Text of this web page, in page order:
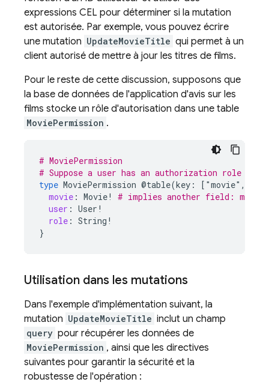
expressions CEL pour déterminer si la mutation
est autorisée. Par exemple, vous pouvez écrire
une mutation UpdateMovieTitle qui permet à un
client autorisé de mettre à jour les titres de films.
Pour le reste de cette discussion, supposons que
la base de données de l'application d'avis sur les
films stocke un rôle d'autorisation dans une table
MoviePermission .
# MoviePermission
# Suppose a user has an authorization role
type MoviePermission @table(key: ["movie" ,
movie : Movie!
# implies another field:
user : User !
role : String !
}
Utilisation dans les mutations
Dans l'exemple d'implémentation suivant, la
mutation UpdateMovieTitle inclut un champ
query pour récupérer les données de
MoviePermission , ainsi que les directives
suivantes pour garantir la sécurité et la
robustesse de l'opération :